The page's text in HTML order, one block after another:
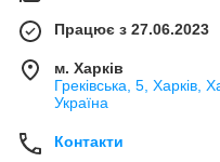
Працює з 27.06.2023
м. Харків
Греківська, 5, Харків,
Україна
Контакти